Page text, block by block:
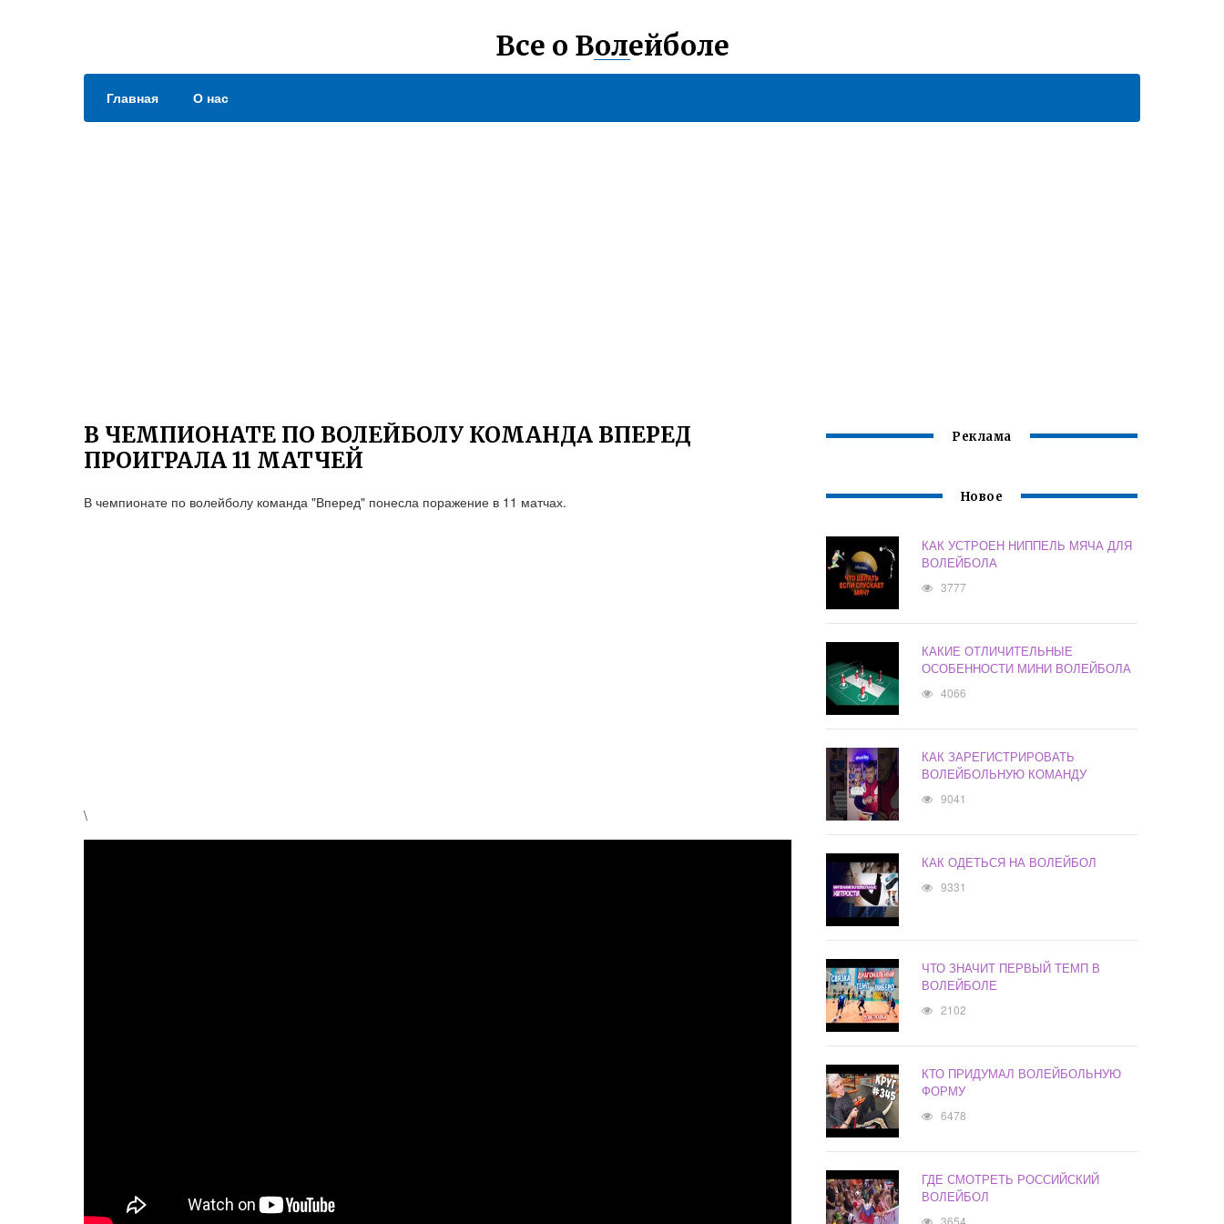
Все о Волейболе
Главная О нас
В ЧЕМПИОНАТЕ ПО ВОЛЕЙБОЛУ КОМАНДА ВПЕРЕД
ПРОИГРАЛА 11 МАТЧЕЙ
В чемпионате по волейболу команда "Вперед" понесла поражение в 11 матчах.
\
Реклама
Новое
КАК УСТРОЕН НИППЕЛЬ МЯЧА ДЛЯ
ВОЛЕЙБОЛА
3777
КАКИЕ ОТЛИЧИТЕЛЬНЫЕ
ОСОБЕННОСТИ МИНИ ВОЛЕЙБОЛА
4066
КАК ЗАРЕГИСТРИРОВАТЬ
ВОЛЕЙБОЛЬНУЮ КОМАНДУ
9041
КАК ОДЕТЬСЯ НА ВОЛЕЙБОЛ
9331
ЧТО ЗНАЧИТ ПЕРВЫЙ ТЕМП В
ВОЛЕЙБОЛЕ
2102
КТО ПРИДУМАЛ ВОЛЕЙБОЛЬНУЮ
ФОРМУ
6478
ГДЕ СМОТРЕТЬ РОССИЙСКИЙ
ВОЛЕЙБОЛ